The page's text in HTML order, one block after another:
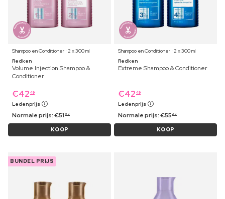
Shampoo en Conditioner ⋅ 2 x 300 ml
Redken
Volume Injection Shampoo &
Conditioner
€42 49
Ledenprijs
Normale prijs:€51 99
KOOP
Shampoo en Conditioner ⋅ 2 x 300 ml
Redken
Extreme Shampoo & Conditioner
€42 49
Ledenprijs
Normale prijs:€55 29
KOOP
BUNDEL PRIJS